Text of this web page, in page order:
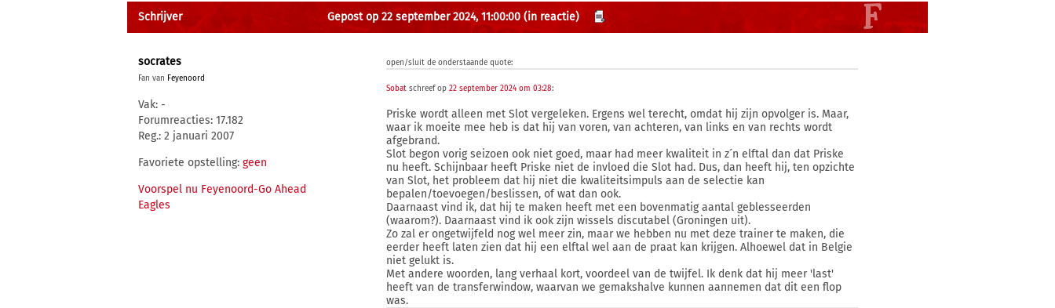
Schrijver Gepost op 22 september 2024, 11:00:00 (in reactie)
socrates
Fan van Feyenoord
Vak: -
Forumreacties: 17.182
Reg.: 2 januari 2007
Favoriete opstelling: geen
Voorspel nu Feyenoord-Go Ahead
Eagles
open/sluit de onderstaande quote:
Sobat schreef op22 september 2024 om 03:28:
Priske wordt alleen met Slot vergeleken. Ergens wel terecht, omdat hij zijn opvolger is. Maar,
waar ik moeite mee heb is dat hij van voren, van achteren, van links en van rechts wordt
afgebrand.
Slot begon vorig seizoen ook niet goed, maar had meer kwaliteit in z´n elftal dan dat Priske
nu heeft. Schijnbaar heeft Priske niet de invloed die Slot had. Dus, dan heeft hij, ten opzichte
van Slot, het probleem dat hij niet die kwaliteitsimpuls aan de selectie kan
bepalen/toevoegen/beslissen, of wat dan ook.
Daarnaast vind ik, dat hij te maken heeft met een bovenmatig aantal geblesseerden
(waarom?). Daarnaast vind ik ook zijn wissels discutabel (Groningen uit).
Zo zal er ongetwijfeld nog wel meer zin, maar we hebben nu met deze trainer te maken, die
eerder heeft laten zien dat hij een elftal wel aan de praat kan krijgen. Alhoewel dat in Belgie
niet gelukt is.
Met andere woorden, lang verhaal kort, voordeel van de twijfel. Ik denk dat hij meer 'last'
heeft van de transferwindow, waarvan we gemakshalve kunnen aannemen dat dit een flop
was.